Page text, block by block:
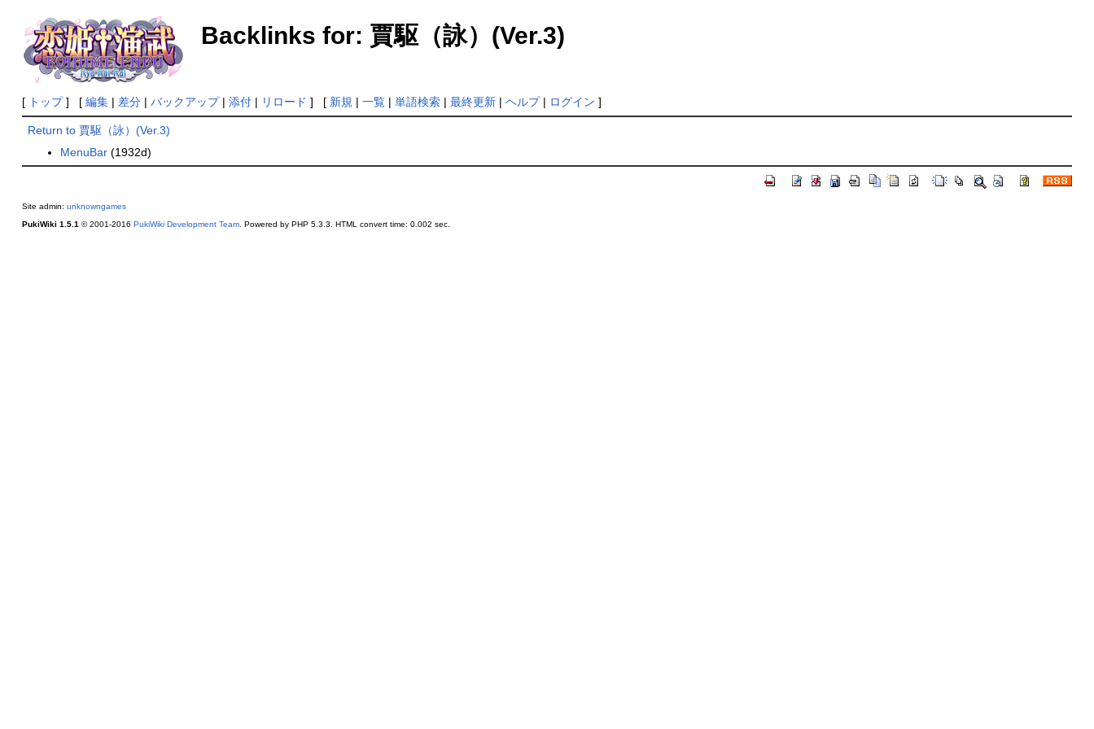
Backlinks for: 賈駆（詠）(Ver.3)
[ トップ] [ 編集| 差分| バックアップ| 添付| リロード ] [ 新規 | 一覧| 単語検索| 最終更新| ヘルプ| ログイン ]
Return to 賈駆（詠）(Ver.3)
MenuBar (1932d)
Site admin: unknowngames
PukiWiki 1.5.1 © 2001-2016 PukiWiki Development Team. Powered by PHP 5.3.3. HTML convert time: 0.002 sec.